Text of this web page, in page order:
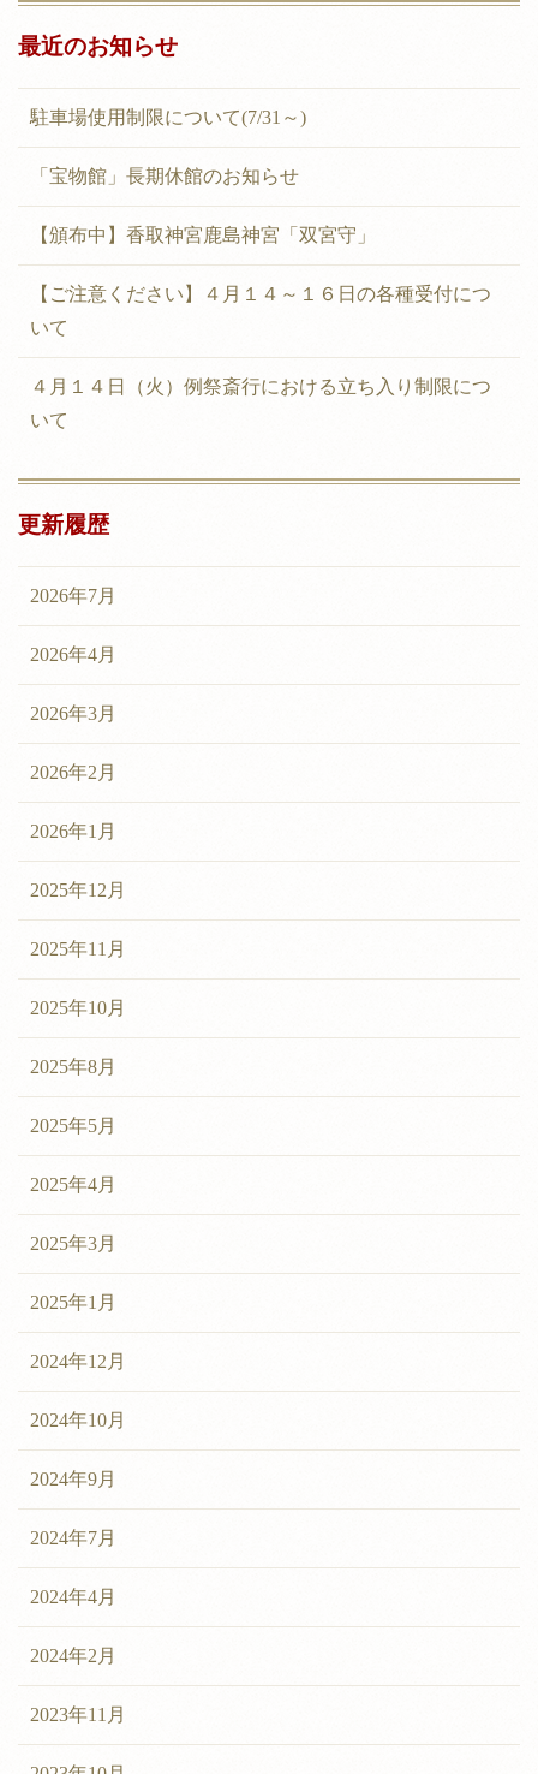
最近のお知らせ
駐車場使用制限について(7/31～)
「宝物館」長期休館のお知らせ
【頒布中】香取神宮鹿島神宮「双宮守」
【ご注意ください】４月１４～１６日の各種受付につ
いて
４月１４日（火）例祭斎行における立ち入り制限につ
いて
更新履歴
2026年7月
2026年4月
2026年3月
2026年2月
2026年1月
2025年12月
2025年11月
2025年10月
2025年8月
2025年5月
2025年4月
2025年3月
2025年1月
2024年12月
2024年10月
2024年9月
2024年7月
2024年4月
2024年2月
2023年11月